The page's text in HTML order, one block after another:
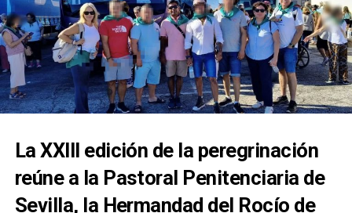
La XXIII edición de la peregrinación
reúne a la Pastoral Penitenciaria de
Sevilla, la Hermandad del Rocío de